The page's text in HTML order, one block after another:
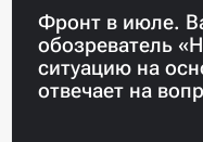
Фронт в июле.
обозреватель
ситуацию на
отвечает на